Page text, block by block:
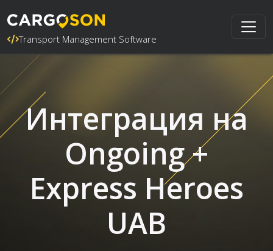
Transport Management Software
Интеграция на
Ongoing +
Express Heroes
UAB